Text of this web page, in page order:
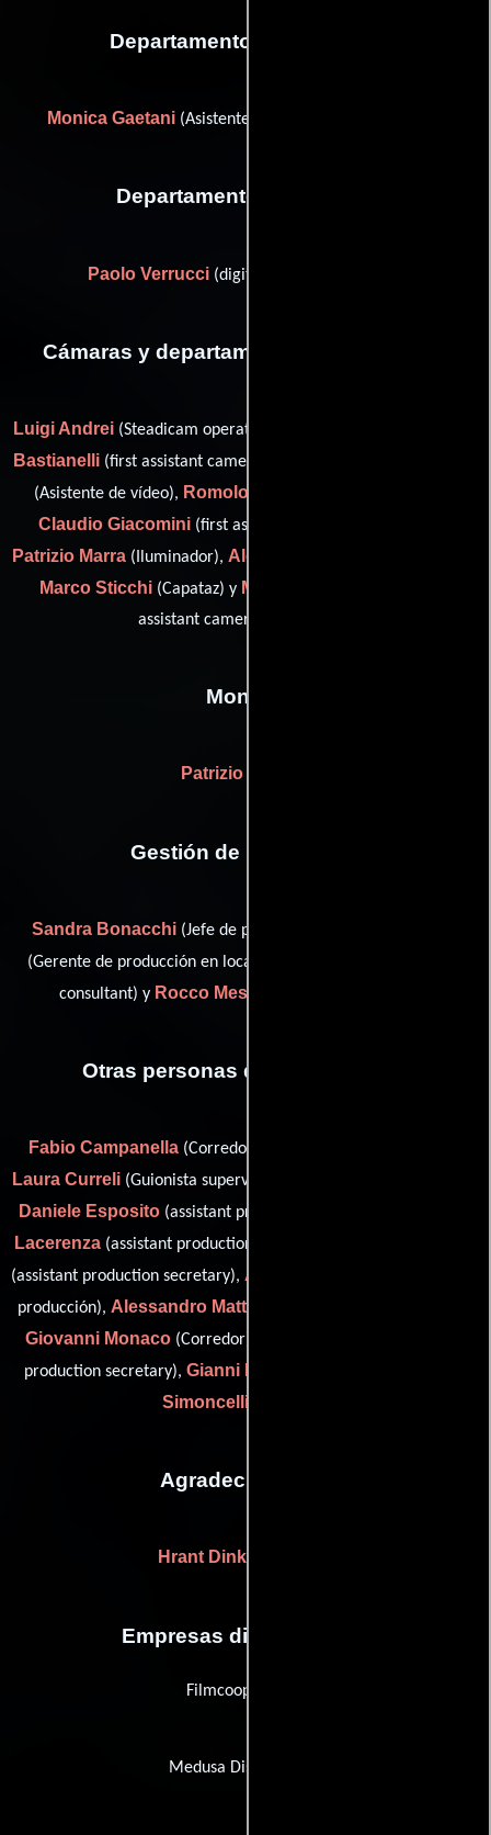
Departamento de vestuario
Monica Gaetani (Asistente de diseñador de vestuario)
Departamento de editorial
Paolo Verrucci (digital mastering colorist)
Cámaras y departamento de electricidad
Luigi Andrei(Steadicam operator / camera operator),
Bastianelli (first assistant camera: "a" camera),
(Asistente de vídeo), Romolo Eucalitto
Claudio Giacomini (first assistant camera: "b" camera),
Patrizio Marra (Iluminador), Alessandro Picchi
Marco Sticchi (Capataz) y Mauro Toscano
assistant camera: "b" camera)
Montaje
Patrizio Marone
Gestión de producción
Sandra Bonacchi(Jefe de producción),
(Gerente de producción en locación),
consultant) y Rocco Messere
Otras personas que participaron
Fabio Campanella(Corredor),
Laura Curreli (Guionista supervisor),
Daniele Esposito (assistant production secretary),
Lacerenza (assistant production secretary),
(assistant production secretary), Alice Marchitelli
producción), Alessandro Mattei
Giovanni Monaco (Corredor),
production secretary), Gianni Romoli
Simoncelli
Agradecimientos
Hrant Dink
Empresas distribuidoras
Filmcoopi Zürich
Medusa Distribuzione